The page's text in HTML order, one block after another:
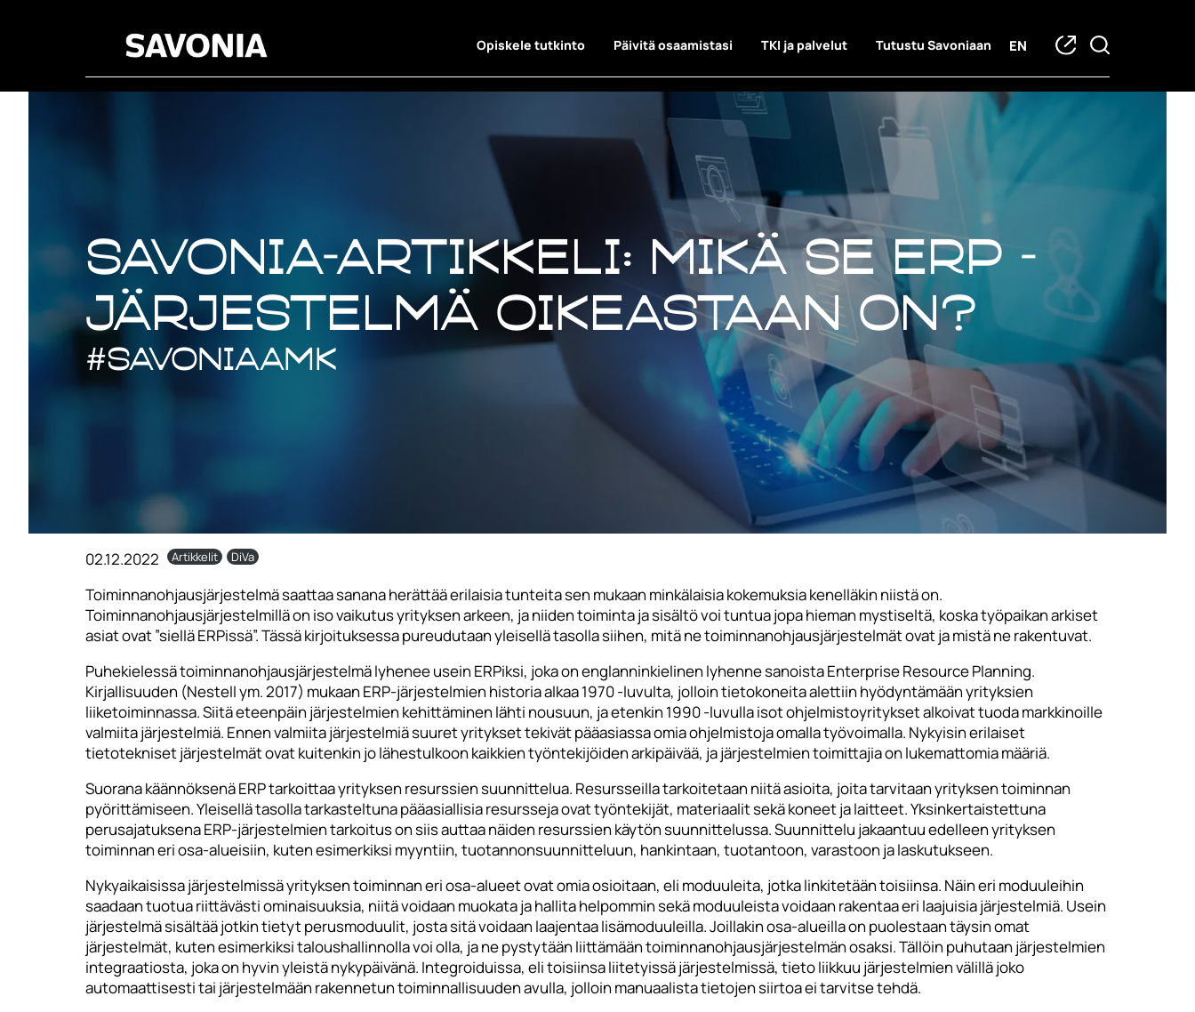
Opiskele tutkinto Päivitä osaamistasi TKI ja palvelut Tutustu Savoniaan EN
Savonia-artikkeli: Mikä se ERP -
järjestelmä oikeastaan on?
#SavoniaAMK
02.12.2022 Artikkelit DiVa
Toiminnanohjausjärjestelmä saattaa sanana herättää erilaisia tunteita sen mukaan minkälaisia kokemuksia kenelläkin niistä on.
Toiminnanohjausjärjestelmillä on iso vaikutus yrityksen arkeen, ja niiden toiminta ja sisältö voi tuntua jopa hieman mystiseltä, koska työpaikan arkiset
asiat ovat ”siellä ERPissä”. Tässä kirjoituksessa pureudutaan yleisellä tasolla siihen, mitä ne toiminnanohjausjärjestelmät ovat ja mistä ne rakentuvat.
Puhekielessä toiminnanohjausjärjestelmä lyhenee usein ERPiksi, joka on englanninkielinen lyhenne sanoista Enterprise Resource Planning.
Kirjallisuuden (Nestell ym. 2017) mukaan ERP-järjestelmien historia alkaa 1970 -luvulta, jolloin tietokoneita alettiin hyödyntämään yrityksien
liiketoiminnassa. Siitä eteenpäin järjestelmien kehittäminen lähti nousuun, ja etenkin 1990 -luvulla isot ohjelmistoyritykset alkoivat tuoda markkinoille
valmiita järjestelmiä. Ennen valmiita järjestelmiä suuret yritykset tekivät pääasiassa omia ohjelmistoja omalla työvoimalla. Nykyisin erilaiset
tietotekniset järjestelmät ovat kuitenkin jo lähestulkoon kaikkien työntekijöiden arkipäivää, ja järjestelmien toimittajia on lukemattomia määriä.
Suorana käännöksenä ERP tarkoittaa yrityksen resurssien suunnittelua. Resursseilla tarkoitetaan niitä asioita, joita tarvitaan yrityksen toiminnan
pyörittämiseen. Yleisellä tasolla tarkasteltuna pääasiallisia resursseja ovat työntekijät, materiaalit sekä koneet ja laitteet. Yksinkertaistettuna
perusajatuksena ERP-järjestelmien tarkoitus on siis auttaa näiden resurssien käytön suunnittelussa. Suunnittelu jakaantuu edelleen yrityksen
toiminnan eri osa-alueisiin, kuten esimerkiksi myyntiin, tuotannonsuunnitteluun, hankintaan, tuotantoon, varastoon ja laskutukseen.
Nykyaikaisissa järjestelmissä yrityksen toiminnan eri osa-alueet ovat omia osioitaan, eli moduuleita, jotka linkitetään toisiinsa. Näin eri moduuleihin
saadaan tuotua riittävästi ominaisuuksia, niitä voidaan muokata ja hallita helpommin sekä moduuleista voidaan rakentaa eri laajuisia järjestelmiä. Usein
järjestelmä sisältää jotkin tietyt perusmoduulit, josta sitä voidaan laajentaa lisämoduuleilla. Joillakin osa-alueilla on puolestaan täysin omat
järjestelmät, kuten esimerkiksi taloushallinnolla voi olla, ja ne pystytään liittämään toiminnanohjausjärjestelmän osaksi. Tällöin puhutaan järjestelmien
integraatiosta, joka on hyvin yleistä nykypäivänä. Integroiduissa, eli toisiinsa liitetyissä järjestelmissä, tieto liikkuu järjestelmien välillä joko
automaattisesti tai järjestelmään rakennetun toiminnallisuuden avulla, jolloin manuaalista tietojen siirtoa ei tarvitse tehdä.